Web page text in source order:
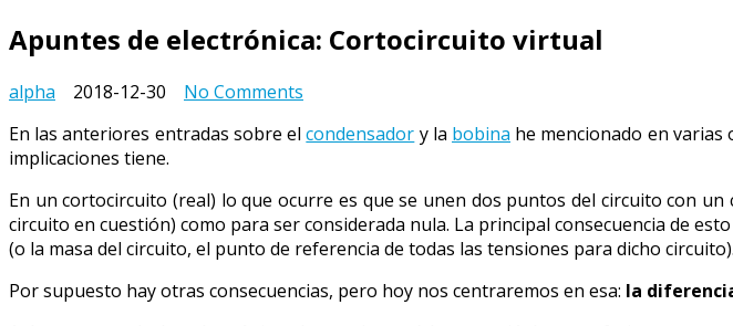
Apuntes de electrónica: Cortocircuito virtual
alpha 2018-12-30 No Comments
de
virtual
En las anteriores entradas sobre elcondensador y la bobina he mencionado en varias
implicaciones tiene.
En un cortocircuito (real) lo que ocurre es que se unen dos puntos del circuito con
circuito en cuestión) como para ser considerada nula. La principal consecuencia de
(o la masa del circuito, el punto de referencia de todas las tensiones para dicho
Por supuesto hay otras consecuencias, pero hoy nos centraremos en esa: la